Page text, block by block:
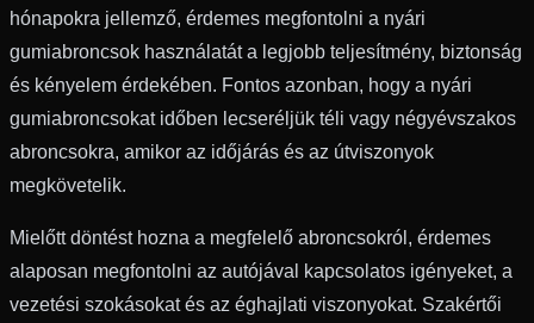
hónapokra jellemző, érdemes megfontolni a nyári
gumiabroncsok használatát a legjobb teljesítmény, biztonság
és kényelem érdekében. Fontos azonban, hogy a nyári
gumiabroncsokat időben lecseréljük téli vagy négyévszakos
abroncsokra, amikor az időjárás és az útviszonyok
megkövetelik.
Mielőtt döntést hozna a megfelelő abroncsokról, érdemes
alaposan megfontolni az autójával kapcsolatos igényeket, a
vezetési szokásokat és az éghajlati viszonyokat. Szakértői